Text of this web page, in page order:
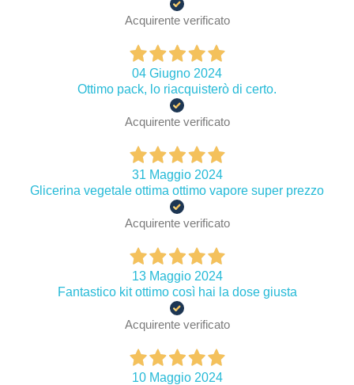
Acquirente verificato
04 Giugno 2024
Ottimo pack, lo riacquisterò di certo.
Acquirente verificato
31 Maggio 2024
Glicerina vegetale ottima ottimo vapore super prezzo
Acquirente verificato
13 Maggio 2024
Fantastico kit ottimo così hai la dose giusta
Acquirente verificato
10 Maggio 2024